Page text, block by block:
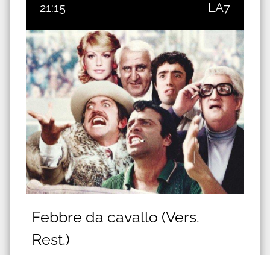
21:15 LA7
Febbre da cavallo (Vers.
Rest.)